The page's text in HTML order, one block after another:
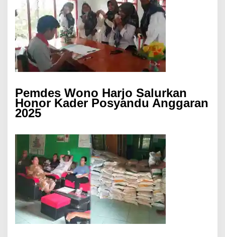
Pemdes Wono Harjo Salurkan
Honor Kader Posyandu Anggaran
2025